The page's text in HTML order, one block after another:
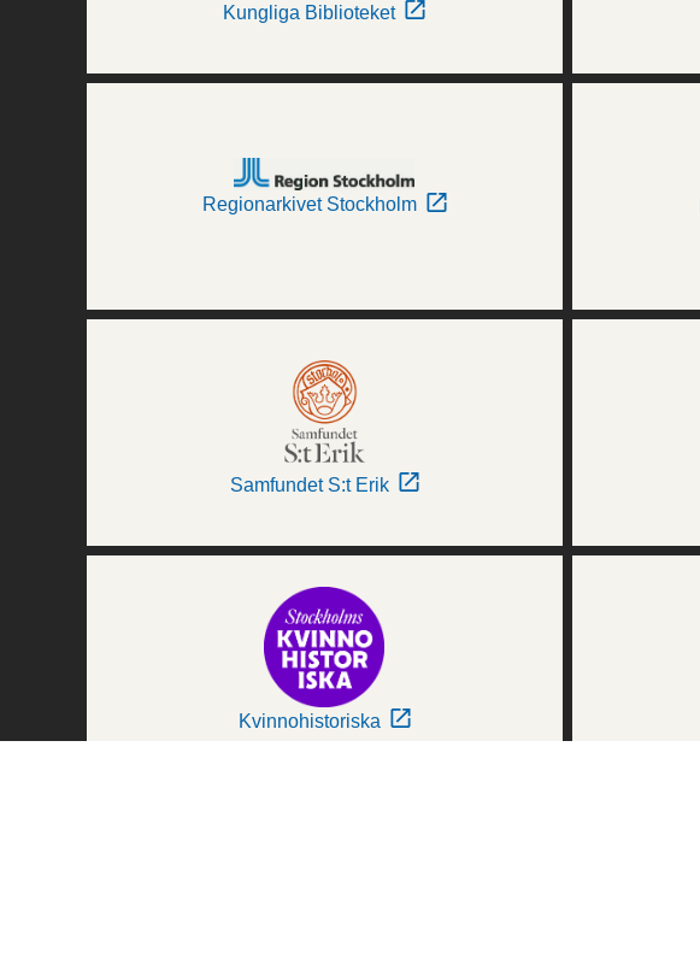
Kungliga Biblioteket
Regionarkivet Stockholm
Samfundet S:t Erik
Kvinnohistoriska